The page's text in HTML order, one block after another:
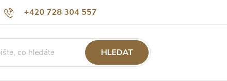
+420 728 304 557
O nás
HLEDAT